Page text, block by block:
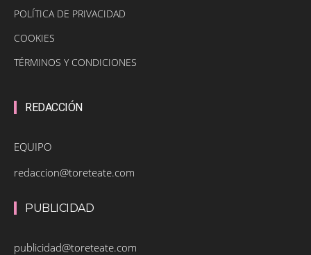
POLÍTICA DE PRIVACIDAD
COOKIES
TÉRMINOS Y CONDICIONES
REDACCIÓN
EQUIPO
redaccion@toreteate.com
PUBLICIDAD
publicidad@toreteate.com